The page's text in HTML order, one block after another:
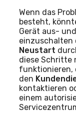
Wenn das
besteht,
Gerät aus-
einzuschalten
Neustart
diese Schritte
funktionieren,
den
kontaktieren
einem